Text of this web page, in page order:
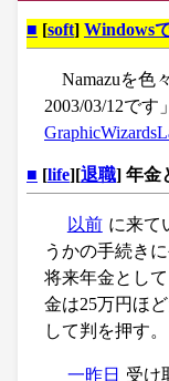
■ [soft] Windows
Namazuを色
2003/03/12です
■ [life][退職] 年金
以前 に来て
うかの手続き
将来年金とし
金は25万円ほ
して判を押す。
一昨日 受け